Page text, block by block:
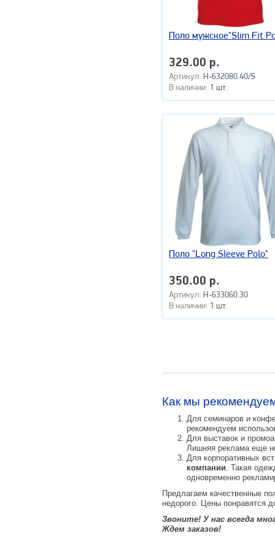
Поло мужское"Slim Fit
329.00 р.
Артикул: H-632080.40/S
В наличии: 1 шт.
Поло "Long Sleeve Polo"
350.00 р.
Артикул: H-633060.30
В наличии: 1 шт.
Как мы
Для семинаров и
рекомендуем
Для выставок и
Лишняя реклама еще
Для корпоративных
компании. Такая
одновременно
Предлагаем качественные
недорого. Цены понравятся
Звоните! У нас всегда
Ждем заказов!